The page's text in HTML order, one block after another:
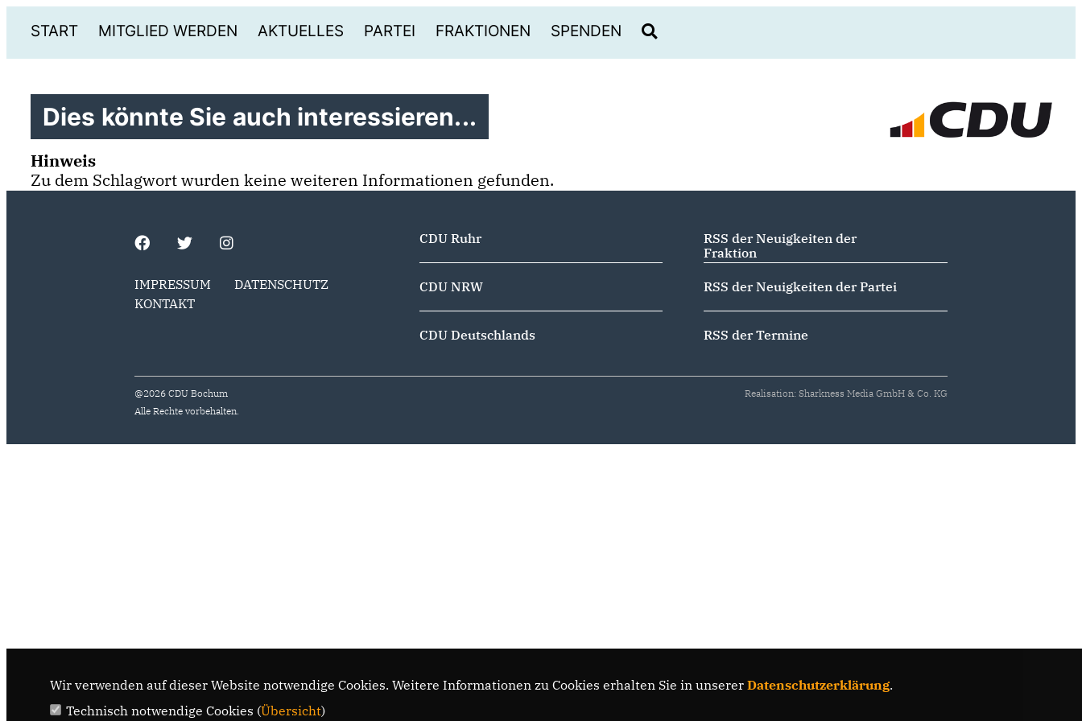
START MITGLIED WERDEN AKTUELLES PARTEI FRAKTIONEN SPENDEN
Dies könnte Sie auch interessieren...
Hinweis
Zu dem Schlagwort wurden keine weiteren Informationen gefunden.
IMPRESSUM
DATENSCHUTZ
KONTAKT
CDU Ruhr
CDU NRW
CDU Deutschlands
RSS der Neuigkeiten der
Fraktion
RSS der Neuigkeiten der Partei
RSS der Termine
@2026 CDU Bochum
Alle Rechte vorbehalten.
Realisation: Sharkness Media GmbH & Co. KG
Wir verwenden auf dieser Website notwendige Cookies. Weitere Informationen zu Cookies erhalten Sie in unserer Datenschutzerklärung.
Technisch notwendige Cookies (Übersicht)